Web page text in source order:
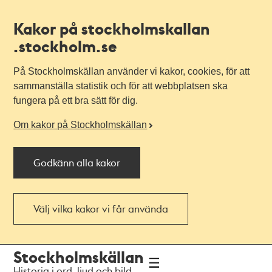
Kakor på stockholmskallan
.stockholm.se
På Stockholmskällan använder vi kakor, cookies, för att
sammanställa statistik och för att webbplatsen ska
fungera på ett bra sätt för dig.
Om kakor på Stockholmskällan
Godkänn alla kakor
Välj vilka kakor vi får använda
navigationen
huvudinnehållet
Stockholmskällan